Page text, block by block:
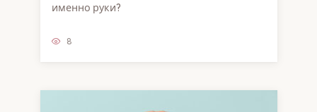
именно руки?
8